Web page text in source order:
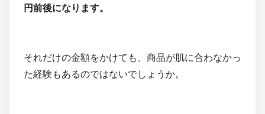
円前後になります。
それだけの金額をかけても、商品が肌に合わなかっ
た経験もあるのではないでしょうか。